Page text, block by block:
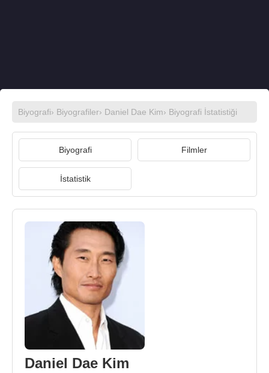
Biyografi› Biyografiler› Daniel Dae Kim› Biyografi İstatistiği
Biyografi Filmler
İstatistik
Daniel Dae Kim